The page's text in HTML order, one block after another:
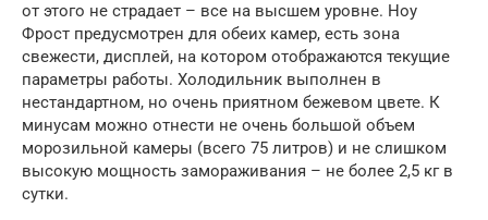
от этого не страдает – все на высшем уровне. Ноу
Фрост предусмотрен для обеих камер, есть зона
свежести, дисплей, на котором отображаются текущие
параметры работы. Холодильник выполнен в
нестандартном, но очень приятном бежевом цвете. К
минусам можно отнести не очень большой объем
морозильной камеры (всего 75 литров) и не слишком
высокую мощность замораживания – не более 2,5 кг в
сутки.